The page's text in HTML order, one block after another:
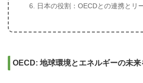
日本の役割：OECDとの連携とリ
OECD: 地球環境とエネルギーの未来